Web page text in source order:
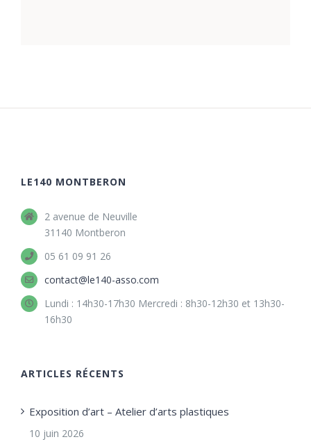
LE140 MONTBERON
2 avenue de Neuville
31140 Montberon
05 61 09 91 26
contact@le140-asso.com
Lundi : 14h30-17h30 Mercredi : 8h30-12h30 et 13h30-
16h30
ARTICLES RÉCENTS
Exposition d’art – Atelier d’arts plastiques
10 juin 2026